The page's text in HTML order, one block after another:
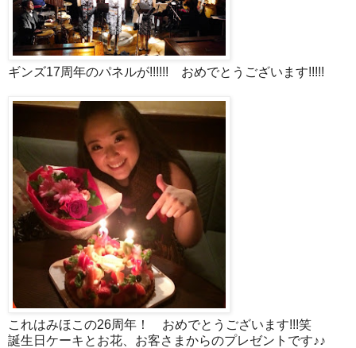
ギンズ17周年のパネルが!!!!!! おめでとうございます!!!!!
これはみほこの26周年！ おめでとうございます!!!笑
誕生日ケーキとお花、お客さまからのプレゼントです♪♪